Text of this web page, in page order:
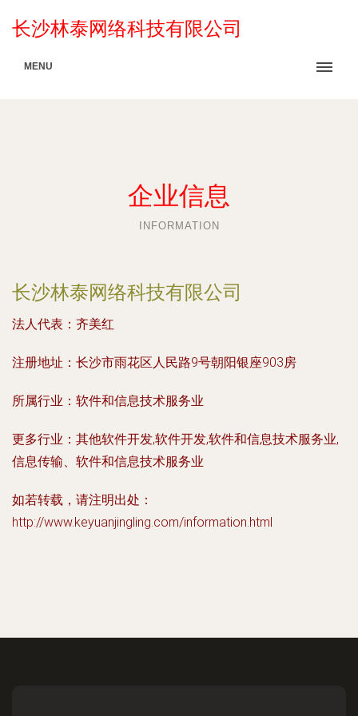
长沙林泰网络科技有限公司
MENU
企业信息
INFORMATION
长沙林泰网络科技有限公司
法人代表： 齐美红
注册地址： 长沙市雨花区人民路9号朝阳银座903房
所属行业： 软件和信息技术服务业
更多行业： 其他软件开发,软件开发,软件和信息技术服务业,
信息传输、软件和信息技术服务业
如若转载，请注明出处：
http://www.keyuanjingling.com/information.html